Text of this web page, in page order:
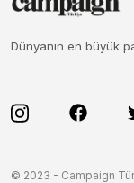
Dünyanın en büyük
© 2023 - Campaign